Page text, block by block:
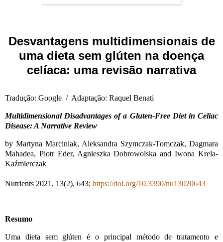
Desvantagens multidimensionais de
uma dieta sem glúten na doença
celíaca: uma revisão narrativa
Tradução: Google / Adaptação: Raquel Benati
Multidimensional Disadvantages of a Gluten-Free Diet in Celiac
Disease: A Narrative Review
by Martyna Marciniak, Aleksandra Szymczak-Tomczak, Dagmara
Mahadea, Piotr Eder, Agnieszka Dobrowolska and Iwona Krela-
Kaźmierczak
Nutrients 2021, 13(2), 643; https://doi.org/10.3390/nu13020643
Resumo
Uma dieta sem glúten é o principal método de tratamento e